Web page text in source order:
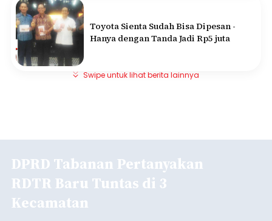
Toyota Sienta Sudah Bisa Dipesan -
Hanya dengan Tanda Jadi Rp5 juta
Swipe untuk lihat berita lainnya
DPRD Tabanan Pertanyakan
RDTR Baru Tuntas di 3
Kecamatan